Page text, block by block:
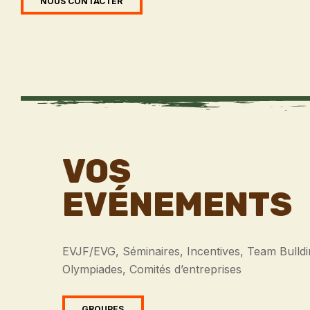
VOS
EVÉNEMENTS
EVJF/EVG, Séminaires, Incentives, Team
Olympiades, Comités d’entreprises